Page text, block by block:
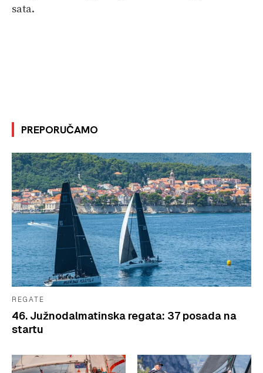
sata.
PREPORUČAMO
REGATE
46. Južnodalmatinska regata: 37 posada na
startu